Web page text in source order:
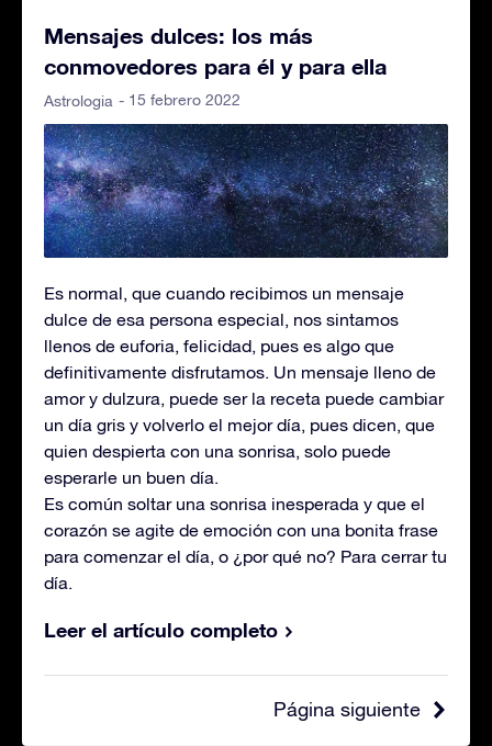
Mensajes dulces: los más
conmovedores para él y para ella
Astrologia - 15 febrero 2022
Es normal, que cuando recibimos un mensaje
dulce de esa persona especial, nos sintamos
llenos de euforia, felicidad, pues es algo que
definitivamente disfrutamos. Un mensaje lleno de
amor y dulzura, puede ser la receta puede cambiar
un día gris y volverlo el mejor día, pues dicen, que
quien despierta con una sonrisa, solo puede
esperarle un buen día.
Es común soltar una sonrisa inesperada y que el
corazón se agite de emoción con una bonita frase
para comenzar el día, o ¿por qué no? Para cerrar tu
día.
Leer el artículo completo
Página siguiente